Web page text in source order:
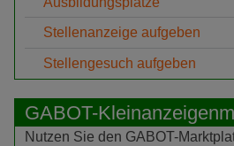
Stellenanzeige aufgeben
Stellengesuch aufgeben
GABOT-
Nutzen Sie den GABOT-